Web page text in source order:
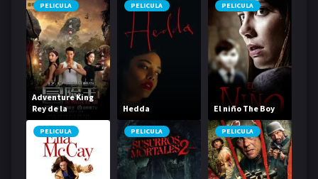
PELICULA
Adventure King
Rey de la
aventura
PELICULA
Hedda
PELICULA
El niño The Boy
PELICULA PELICULA PELICULA